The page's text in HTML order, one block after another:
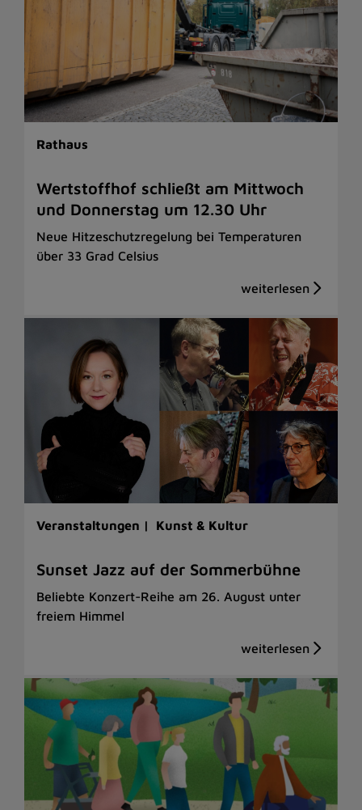
Rathaus
Wertstoffhof schließt am Mittwoch
und Donnerstag um 12.30 Uhr
Neue Hitzeschutzregelung bei Temperaturen
über 33 Grad Celsius
Veranstaltungen | Kunst & Kultur
Sunset Jazz auf der Sommerbühne
Beliebte Konzert-Reihe am 26. August unter
freiem Himmel